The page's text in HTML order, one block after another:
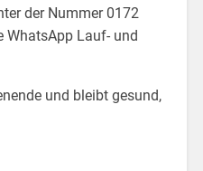
der Nummer 0172
WhatsApp Lauf- und
und bleibt gesund,